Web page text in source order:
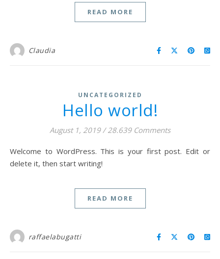
READ MORE
Claudia
UNCATEGORIZED
Hello world!
August 1, 2019 / 28.639 Comments
Welcome to WordPress. This is your first post. Edit or
delete it, then start writing!
READ MORE
raffaelabugatti